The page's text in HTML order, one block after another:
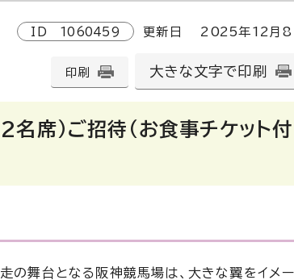
ID 1060459 更新日 2025年 12 月8
印刷 大きな文字で印刷
席）ご招待（お食事チケット付
の舞台となる阪神競馬場は、大きな翼をイメー